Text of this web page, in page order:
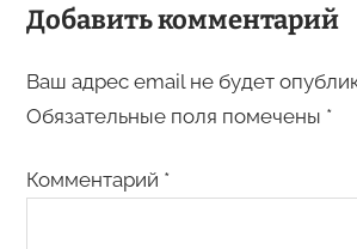
Добавить комментарий
Ваш адрес email не будет
Обязательные поля помечены *
Комментарий *